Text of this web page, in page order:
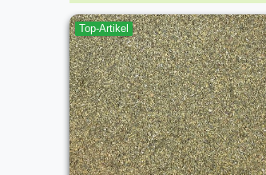
Top-Artikel